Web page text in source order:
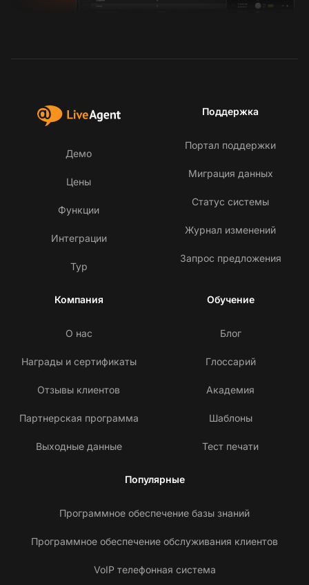
Демо
Цены
Функции
Интеграции
Тур
Поддержка
Портал поддержки
Миграция данных
Статус системы
Журнал изменений
Запрос предложения
Компания
О нас
Награды и сертификаты
Отзывы клиентов
Партнерская программа
Выходные данные
Обучение
Блог
Глоссарий
Академия
Шаблоны
Тест печати
Популярные
Программное обеспечение базы знаний
Программное обеспечение обслуживания клиентов
VoIP телефонная система